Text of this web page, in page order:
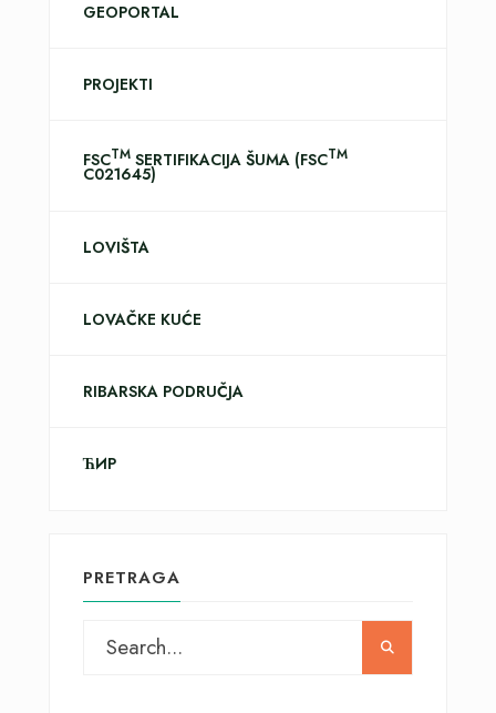
GEOPORTAL
PROJEKTI
FSCTM SERTIFIKACIJA ŠUMA (FSCTM
C021645)
LOVIŠTA
LOVAČKE KUĆE
RIBARSKA PODRUČJA
ЋИР
PRETRAGA